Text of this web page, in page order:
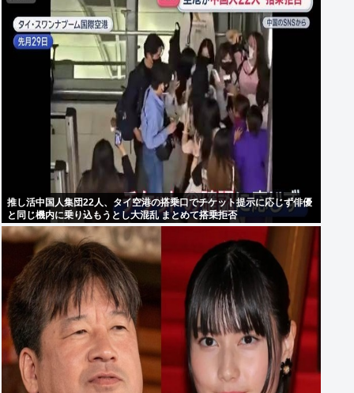
推し活中国人集団22人、タイ空港の搭乗口でチケット提示に応じず俳優
と同じ機内に乗り込もうとし大混乱 まとめて搭乗拒否